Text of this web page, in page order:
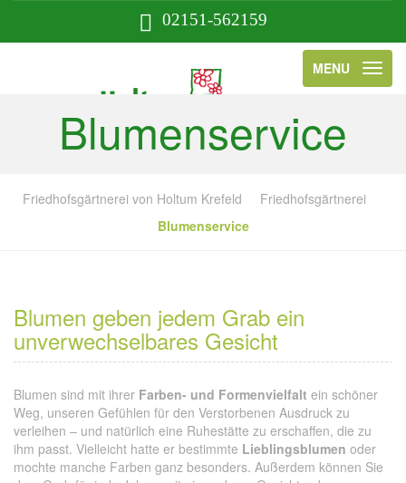
02151-562159
MENU
Blumenservice
Friedhofsgärtnerei von Holtum Krefeld
Friedhofsgärtnerei
Blumenservice
Blumen geben jedem Grab ein
unverwechselbares Gesicht
Blumen sind mit ihrer Farben- und Formenvielfalt ein schöner
Weg, unseren Gefühlen für den Verstorbenen Ausdruck zu
verleihen – und natürlich eine Ruhestätte zu erschaffen, die zu
ihm passt. Vielleicht hatte er bestimmte Lieblingsblumen oder
mochte manche Farben ganz besonders. Außerdem können Sie